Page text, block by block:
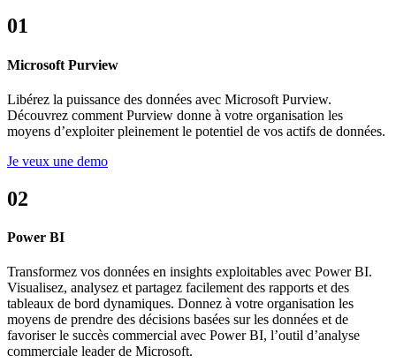
01
Microsoft Purview
Libérez la puissance des données avec Microsoft Purview.
Découvrez comment Purview donne à votre organisation les
moyens d’exploiter pleinement le potentiel de vos actifs de données.
Je veux une demo
02
Power BI
Transformez vos données en insights exploitables avec Power BI.
Visualisez, analysez et partagez facilement des rapports et des
tableaux de bord dynamiques. Donnez à votre organisation les
moyens de prendre des décisions basées sur les données et de
favoriser le succès commercial avec Power BI, l’outil d’analyse
commerciale leader de Microsoft.